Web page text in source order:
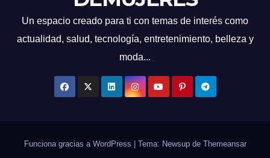
Un espacio creado para ti con temas de interés como
actualidad, salud, tecnología, entretenimiento, belleza y
moda...
Funciona gracias a WordPress Tema: Newsup de Themeansar